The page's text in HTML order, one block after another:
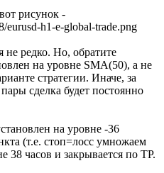
рисунок -
eurusd-h1-e-global-trade.png
редко. Но, обратите
на уровне SMA(50), а не
стратегии. Иначе, за
сделка будет постоянно
на уровне -36
(т.е. стоп=лосс умножаем
38 часов и закрывается по ТР.